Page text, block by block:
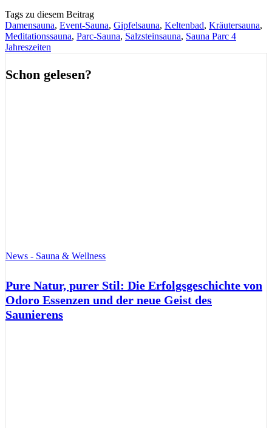
Tags zu diesem Beitrag
Damensauna, Event-Sauna, Gipfelsauna, Keltenbad, Kräutersauna,
Meditationssauna, Parc-Sauna, Salzsteinsauna, Sauna Parc 4
Jahreszeiten
Schon gelesen?
News - Sauna & Wellness
Pure Natur, purer Stil: Die Erfolgsgeschichte von
Odoro Essenzen und der neue Geist des
Saunierens